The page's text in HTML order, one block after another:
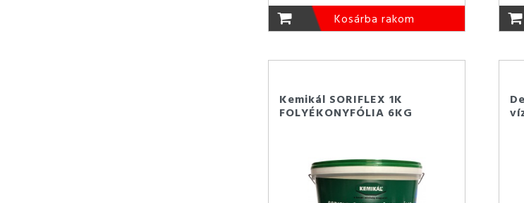
Kosárba rakom
Kemikál SORIFLEX 1K
FOLYÉKONYFÓLIA 6KG